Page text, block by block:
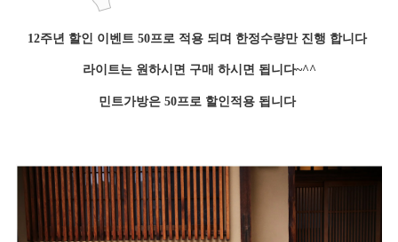
12주년 할인 이벤트 50프로 적용 되며 한정수량만 진행 합니다
라이트는 원하시면 구매 하시면 됩니다~^^
민트가방은 50프로 할인적용 됩니다